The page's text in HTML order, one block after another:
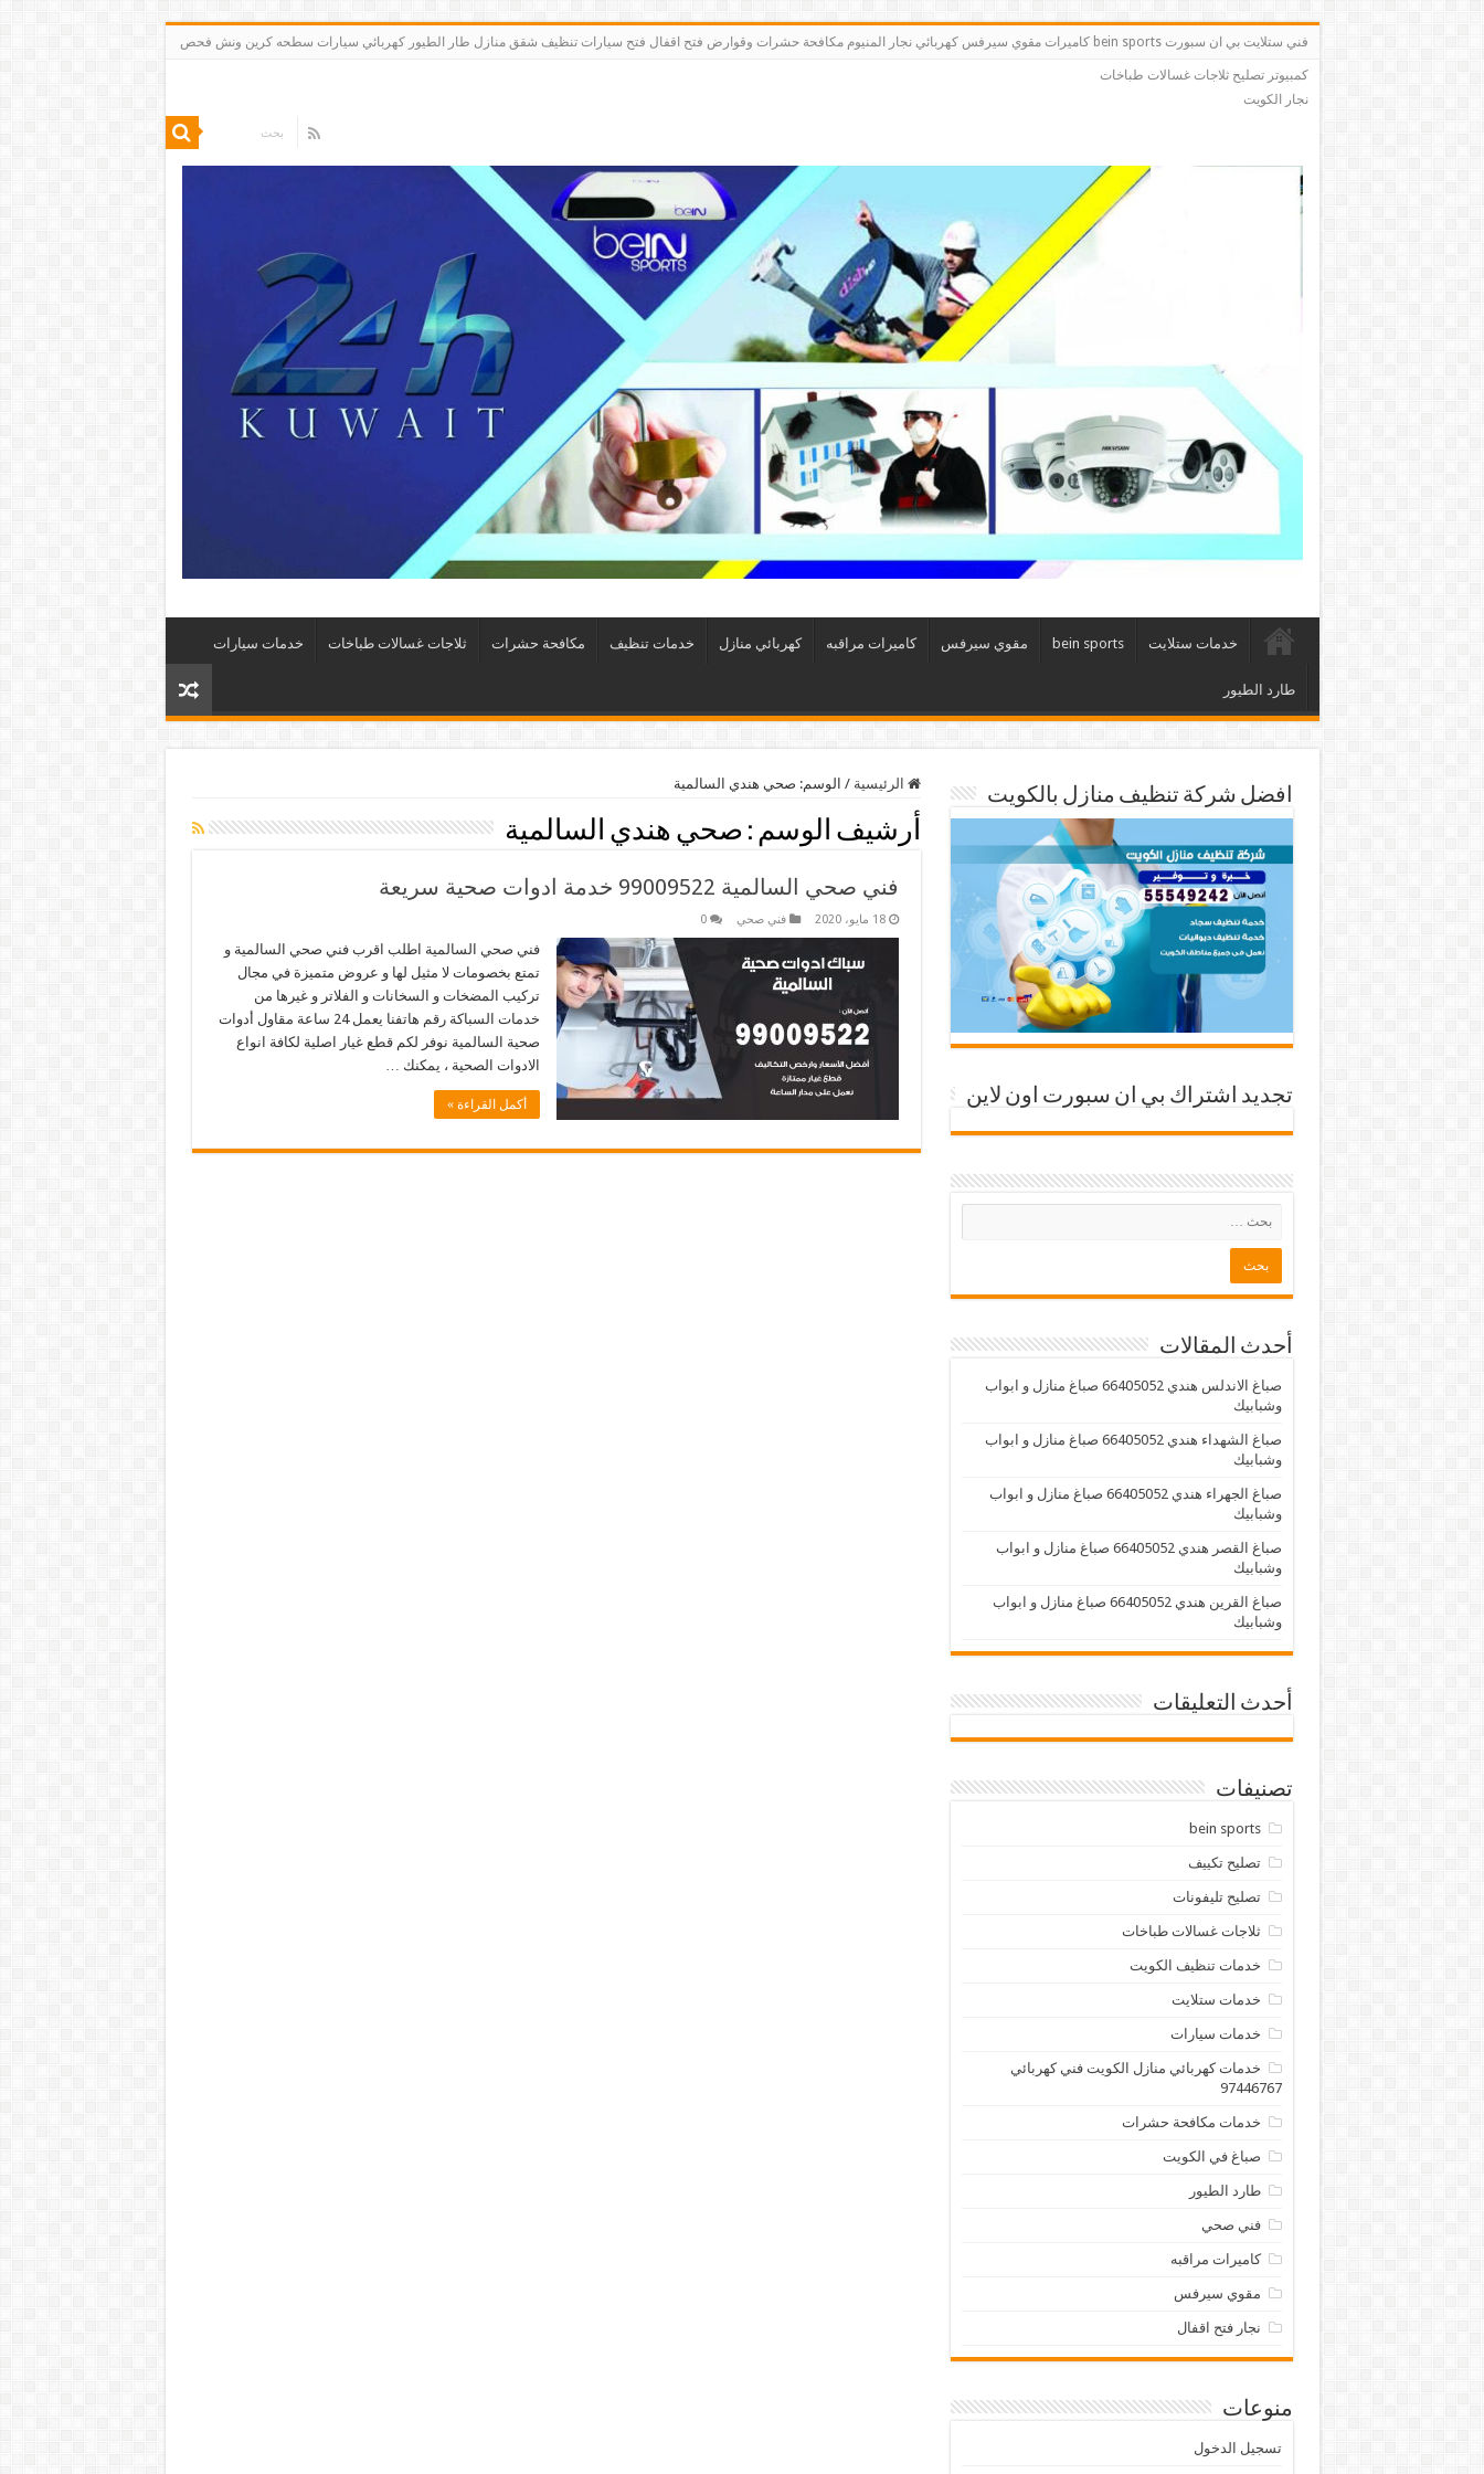
فني ستلايت بي ان سبورت bein sports كاميرات مقوي سيرفس كهربائي نجار المنيوم مكافحة حشرات وقوارض فتح اقفال فتح سيارات تنظيف شقق منازل طار الطيور كهربائي سيارات سطحه كرين ونش فحص
كمبيوتر تصليح ثلاجات غسالات طباخات
نجار الكويت
خدمات ستلايت bein sports مقوي سيرفس كاميرات مراقبه كهربائي منازل خدمات تنظيف مكافحة حشرات ثلاجات غسالات طباخات خدمات سيارات
طارد الطيور
الرئيسية / الوسم: صحي هندي السالمية
أرشيف الوسم : صحي هندي السالمية
فني صحي السالمية 99009522 خدمة ادوات صحية سريعة
18 مايو، 2020 فني صحي 0
فني صحي السالمية اطلب اقرب فني صحي السالمية و
تمتع بخصومات لا مثيل لها و عروض متميزة في مجال
تركيب المضخات و السخانات و الفلاتر و غيرها من
خدمات السباكة رقم هاتفنا يعمل 24 ساعة مقاول أدوات
صحية السالمية نوفر لكم قطع غيار اصلية لكافة انواع
الادوات الصحية ، يمكنك …
أكمل القراءة »
افضل شركة تنظيف منازل بالكويت
تجديد اشتراك بي ان سبورت اون لاين
أحدث المقالات
صباغ الاندلس هندي 66405052 صباغ منازل و ابواب
وشبابيك
صباغ الشهداء هندي 66405052 صباغ منازل و ابواب
وشبابيك
صباغ الجهراء هندي 66405052 صباغ منازل و ابواب
وشبابيك
صباغ القصر هندي 66405052 صباغ منازل و ابواب
وشبابيك
صباغ القرين هندي 66405052 صباغ منازل و ابواب
وشبابيك
أحدث التعليقات
تصنيفات
bein sports
تصليح تكييف
تصليح تليفونات
ثلاجات غسالات طباخات
خدمات تنظيف الكويت
خدمات ستلايت
خدمات سيارات
خدمات كهربائي منازل الكويت فني كهربائي
97446767
خدمات مكافحة حشرات
صباغ في الكويت
طارد الطيور
فني صحي
كاميرات مراقبه
مقوي سيرفس
نجار فتح اقفال
منوعات
تسجيل الدخول